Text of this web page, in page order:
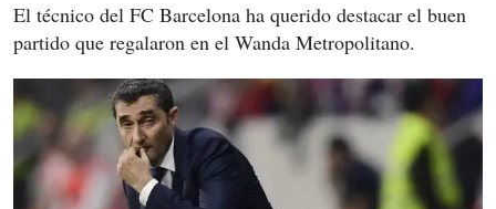
El técnico del FC Barcelona ha querido destacar el buen
partido que regalaron en el Wanda Metropolitano.